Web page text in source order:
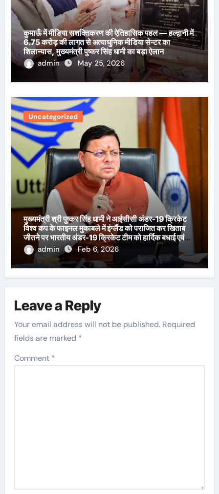
कुमाऊँ में मीडिया सशक्तिकरण की ऐतिहासिक पहल — हल्द्वानी में
6.75 करोड़ की लागत से अत्याधुनिक मीडिया सेन्टर का
शिलान्यास, मुख्यमंत्री पुष्कर सिंह धामी का बड़ा ऐलान
admin
May 25, 2026
Uncategorized
मुख्यमंत्री श्री पुष्कर सिंह धामी ने आईसीसी अंडर-19 क्रिकेट
विश्व कप के फाइनल मुकाबले में इंग्लैंड को पराजित कर खिताब
जीतने पर भारतीय अंडर-19 क्रिकेट टीम को हार्दिक बधाई एवं
शुभकामनाएँ दी हैं।
admin Feb 6, 2026
Leave a Reply
Your email address will not be published. Required
fields are marked *
Comment *